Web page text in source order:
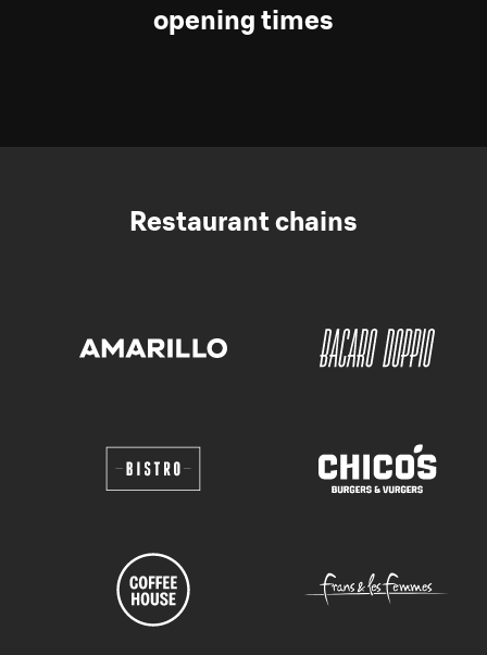
opening times
Restaurant chains